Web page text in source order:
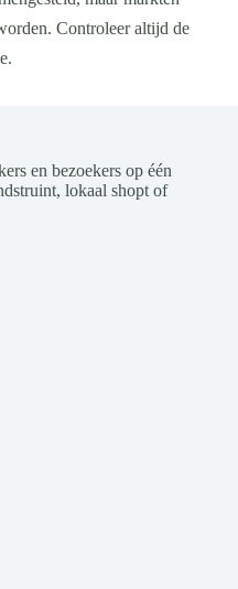
Controleer altijd de
en bezoekers op één
lokaal shopt of